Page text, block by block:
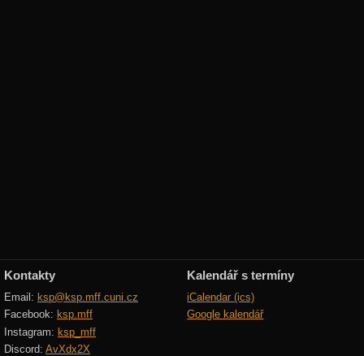
Kontakty
Email: ksp@ksp.mff.cuni.cz
Facebook: ksp.mff
Instagram: ksp_mff
Discord: AvXdx2X
Kalendář s termíny
iCalendar (ics)
Google kalendář